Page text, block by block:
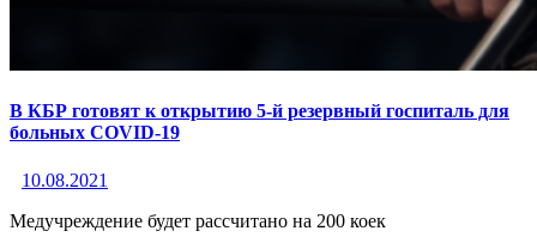
В КБР готовят к открытию 5-й резервный госпиталь для
больных COVID-19
10.08.2021
Медучреждение будет рассчитано на 200 коек